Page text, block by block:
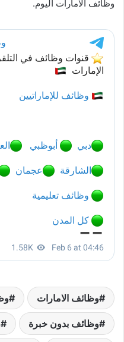
وظائف الامارات اليوم.
وظائف الامارات
وظائف بدون خبرة